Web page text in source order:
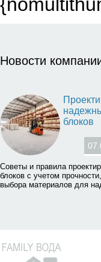
Новости
блоков
Советы и правила
блоков с учетом
выбора материалов для